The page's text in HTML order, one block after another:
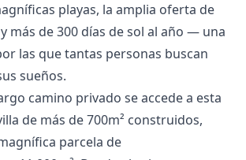
playas, la amplia oferta de
más de 300 días de sol al año — una
las que tantas personas buscan
sueños.
camino privado se accede a esta
de más de 700m² construidos,
parcela de